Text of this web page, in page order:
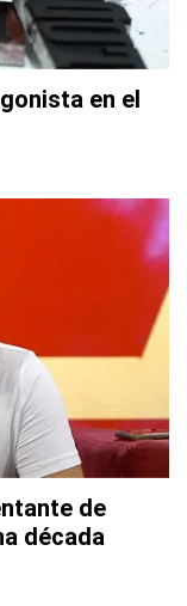
en el
de
década